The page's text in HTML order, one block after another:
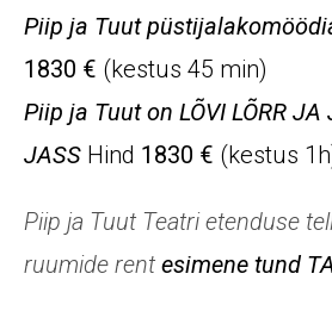
Piip ja Tuut
1830 € (kestus 45 min)
Piip ja Tuut on LÕVI LÕRR JA
JASS Hind 1830 € (kestus
Piip ja Tuut Teatri etenduse
ruumide rent esimene tund